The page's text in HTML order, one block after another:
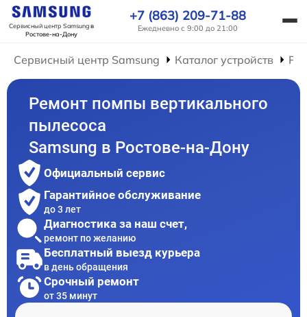
Сервисный центр Samsungв
Ростове-на-Дону
+7 (863) 209-71-88
Ежедневно с 9:00 до 21:00
Сервисный центр Samsung Каталог устройств
Ремонт помпы вертикального
пылесоса
Samsung в Ростове-на-Дону
Официальный сервис
Гарантийное обслуживание
до 3 лет
Диагностика за наш счет,
ремонт по желанию
Бесплатный выезд курьера
в день обращения
Срочный ремонт
от 35 минут